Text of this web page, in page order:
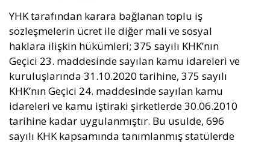
YHK tarafından karara bağlanan toplu iş
sözleşmelerin ücret ile diğer mali ve sosyal
haklara ilişkin hükümleri; 375 sayılı KHK’nın
Geçici 23. maddesinde sayılan kamu idareleri ve
kuruluşlarında 31.10.2020 tarihine, 375 sayılı
KHK’nın Geçici 24. maddesinde sayılan kamu
idareleri ve kamu iştiraki şirketlerde 30.06.2010
tarihine kadar uygulanmıştır. Bu usulde, 696
sayılı KHK kapsamında tanımlanmış statülerde